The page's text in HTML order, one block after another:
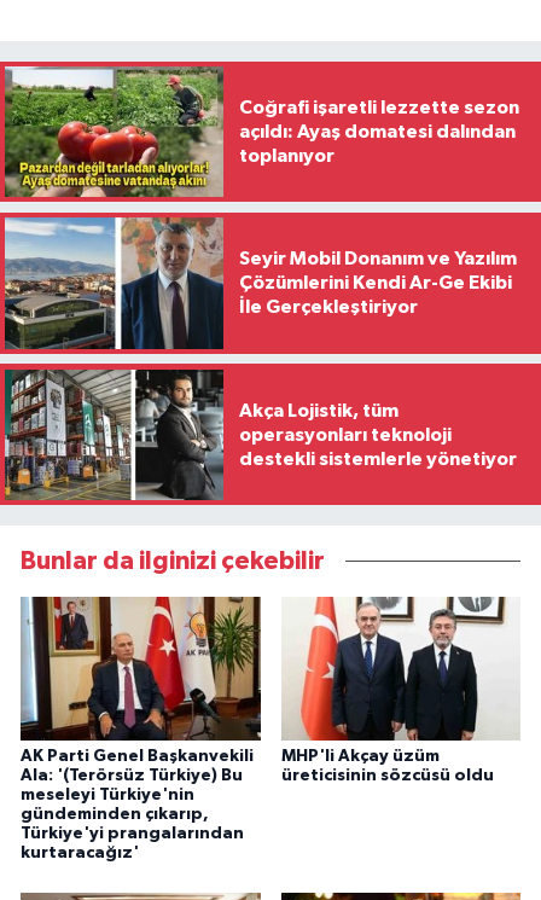
Coğrafi işaretli lezzette sezon
açıldı: Ayaş domatesi dalından
toplanıyor
Seyir Mobil Donanım ve Yazılım
Çözümlerini Kendi Ar-Ge Ekibi
İle Gerçekleştiriyor
Akça Lojistik, tüm
operasyonları teknoloji
destekli sistemlerle yönetiyor
Bunlar da ilginizi çekebilir
AK Parti Genel Başkanvekili
Ala: '(Terörsüz Türkiye) Bu
meseleyi Türkiye'nin
gündeminden çıkarıp,
Türkiye'yi prangalarından
kurtaracağız'
MHP'li Akçay üzüm
üreticisinin sözcüsü oldu